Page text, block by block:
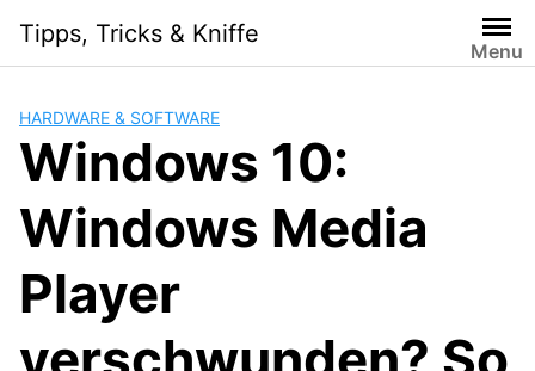
i
Tipps, Tricks & Kniffe
Menu
HARDWARE & SOFTWARE
Windows 10:
Windows Media
Player